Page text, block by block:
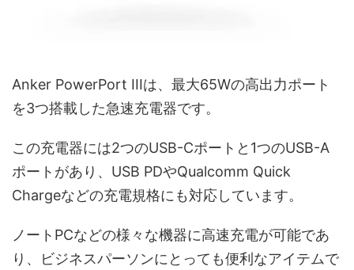
Anker PowerPort IIIは、最大65Wの高出力ポート
を3つ搭載した急速充電器です。
この充電器には2つのUSB-Cポートと1つのUSB-A
ポートがあり、USB PDやQualcomm Quick
Chargeなどの充電規格にも対応しています。
ノートPCなどの様々な機器に高速充電が可能であ
り、ビジネスパーソンにとっても便利なアイテムで